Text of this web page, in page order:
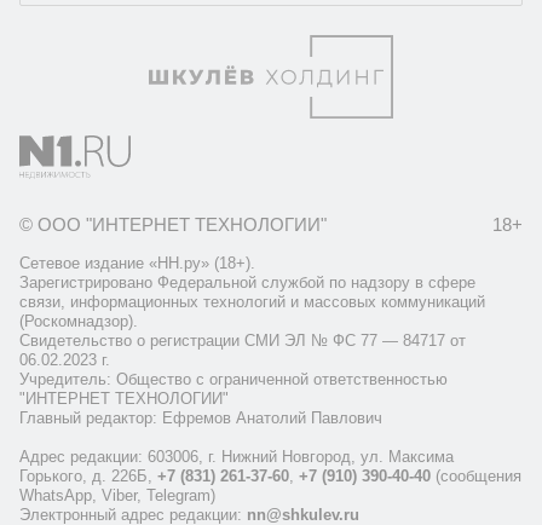
© ООО "ИНТЕРНЕТ ТЕХНОЛОГИИ" 18+
Сетевое издание «НН.ру» (18+).
Зарегистрировано Федеральной службой по надзору в сфере
связи, информационных технологий и массовых коммуникаций
(Роскомнадзор).
Свидетельство о регистрации СМИ ЭЛ № ФС 77 — 84717 от
06.02.2023 г.
Учредитель: Общество с ограниченной ответственностью
"ИНТЕРНЕТ ТЕХНОЛОГИИ"
Главный редактор: Ефремов Анатолий Павлович
Адрес редакции: 603006, г. Нижний Новгород, ул. Максима
Горького, д. 226Б, +7 (831) 261-37-60, +7 (910) 390-40-40 (сообщения
WhatsApp, Viber, Telegram)
Электронный адрес редакции: nn@shkulev.ru